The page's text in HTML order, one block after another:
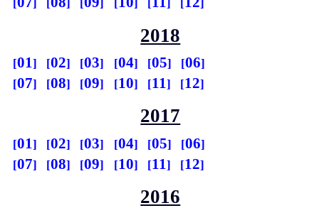
2018
01 02 03 04 05
06
07
08 09 10 11 12
2017
01 02 03 04 05
06
07
08 09 10 11 12
2016